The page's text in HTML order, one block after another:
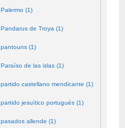
Palermo (1)
Pandarus de Troya (1)
pantouns (1)
Paraíso de las islas (1)
partido castellano mendicante (1)
partido jesuítico portugués (1)
pasados allende (1)